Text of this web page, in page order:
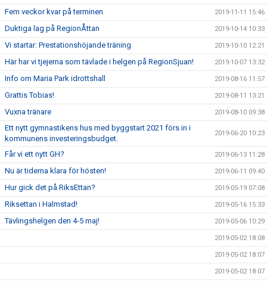
Fem veckor kvar på terminen 2019-11-11 15:46
Duktiga lag på RegionÅttan 2019-10-14 10:33
Vi startar: Prestationshöjande träning 2019-10-10 12:21
Här har vi tjejerna som tävlade i helgen på RegionSjuan! 2019-10-07 13:32
Info om Maria Park idrottshall 2019-08-16 11:57
Grattis Tobias! 2019-08-11 13:21
Vuxna tränare 2019-08-10 09:38
Ett nytt gymnastikens hus med byggstart 2021 förs in i
kommunens investeringsbudget.
2019-06-20 10:23
Får vi ett nytt GH? 2019-06-13 11:28
Nu är tiderna klara för hösten! 2019-06-11 09:40
Hur gick det på RiksEttan? 2019-05-19 07:08
Riksettan i Halmstad! 2019-05-16 15:33
Tävlingshelgen den 4-5 maj! 2019-05-06 10:29
2019-05-02 18:08
2019-05-02 18:07
2019-05-02 18:07